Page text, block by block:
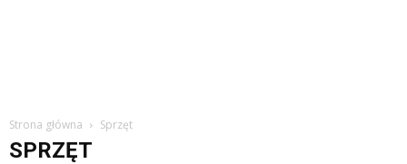
Strona główna Sprzęt
SPRZĘT